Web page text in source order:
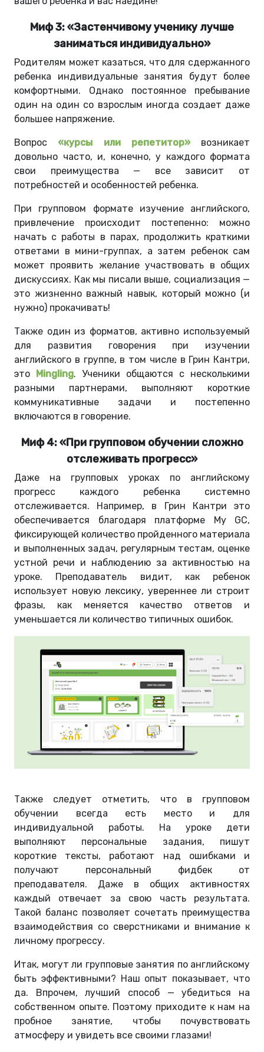
Миф 3: «Застенчивому ученику лучше
заниматься индивидуально»
Родителям может казаться, что для сдержанного
ребенка индивидуальные занятия будут более
комфортными. Однако постоянное пребывание
один на один со взрослым иногда создает даже
большее напряжение.
Вопрос «курсы или репетитор»возникает
довольно часто, и, конечно, у каждого формата
свои преимущества — все зависит от
потребностей и особенностей ребенка.
При групповом формате изучение английского,
привлечение происходит постепенно: можно
начать с работы в парах, продолжить краткими
ответами в мини-группах, а затем ребенок сам
может проявить желание участвовать в общих
дискуссиях. Как мы писали выше, социализация —
это жизненно важный навык, который можно (и
нужно) прокачивать!
Также один из форматов, активно используемый
для развития говорения при изучении
английского в группе, в том числе в Грин Кантри,
это Mingling. Ученики общаются с несколькими
разными партнерами, выполняют короткие
коммуникативные задачи и постепенно
включаются в говорение.
Миф 4: «При групповом обучении сложно
отслеживать прогресс»
Даже на групповых уроках по английскому
прогресс каждого ребенка системно
отслеживается. Например, в Грин Кантри это
обеспечивается благодаря платформе My GC,
фиксирующей количество пройденного материала
и выполненных задач, регулярным тестам, оценке
устной речи и наблюдению за активностью на
уроке. Преподаватель видит, как ребенок
использует новую лексику, увереннее ли строит
фразы, как меняется качество ответов и
уменьшается ли количество типичных ошибок.
Также следует отметить, что в групповом
обучении всегда есть место и для
индивидуальной работы. На уроке дети
выполняют персональные задания, пишут
короткие тексты, работают над ошибками и
получают персональный фидбек от
преподавателя. Даже в общих активностях
каждый отвечает за свою часть результата.
Такой баланс позволяет сочетать преимущества
взаимодействия со сверстниками и внимание к
личному прогрессу.
Итак, могут ли групповые занятия по английскому
быть эффективными? Наш опыт показывает, что
да. Впрочем, лучший способ — убедиться на
собственном опыте. Поэтому приходите к нам на
пробное занятие, чтобы почувствовать
атмосферу и увидеть все своими глазами!